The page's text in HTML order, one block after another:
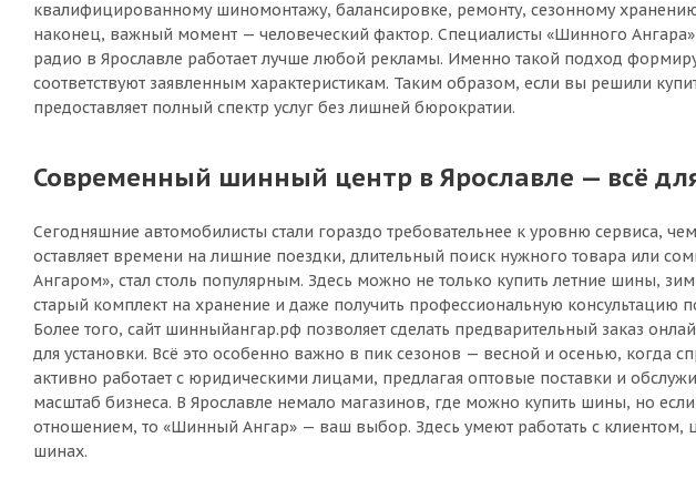
квалифицированному шиномонтажу, балансировке, ремонту, сезонному
наконец, важный момент — человеческий фактор. Специалисты «Шинного
радио в Ярославле работает лучше любой рекламы. Именно такой подход
соответствуют заявленным характеристикам. Таким образом, если вы решили
предоставляет полный спектр услуг без лишней бюрократии.
Современный шинный центр в Ярославле — всё
Сегодняшние автомобилисты стали гораздо требовательнее к уровню сервиса,
оставляет времени на лишние поездки, длительный поиск нужного товара или
Ангаром», стал столь популярным. Здесь можно не только купить летние шины,
старый комплект на хранение и даже получить профессиональную
Более того, сайт шинныйангар.рф позволяет сделать предварительный заказ
для установки. Всё это особенно важно в пик сезонов — весной и осенью, когда
активно работает с юридическими лицами, предлагая оптовые поставки и
масштаб бизнеса. В Ярославле немало магазинов, где можно купить шины, но
отношением, то «Шинный Ангар» — ваш выбор. Здесь умеют работать с клиентом,
шинах.